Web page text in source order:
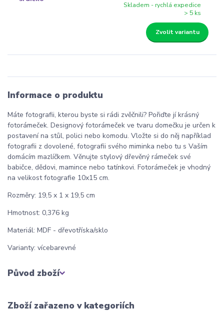
Skladem - rychlá expedice
> 5 ks
Zvolit variantu
Informace o produktu
Máte fotografii, kterou byste si rádi zvěčnili? Pořiďte jí krásný
fotorámeček. Designový fotorámeček ve tvaru domečku je určen k
postavení na stůl, polici nebo komodu. Vložte si do něj například
fotografii z dovolené, fotografii svého miminka nebo tu s Vaším
domácím mazlíčkem. Věnujte stylový dřevěný rámeček své
babičce, dědovi, mamince nebo tatínkovi. Fotorámeček je vhodný
na velikost fotografie 10x15 cm.
Rozměry: 19,5 x 1 x 19,5 cm
Hmotnost: 0,376 kg
Materiál: MDF - dřevotříska/sklo
Varianty: vícebarevné
Původ zboží
Zboží zařazeno v kategoriích